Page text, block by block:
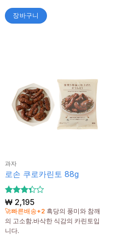
장바구니
과자
로손 쿠로카린토 88g
5 중에
서
3.33로
평가됨
₩2,195
🚀빠른배송+2 흑당의 풍미와 참깨
의 고소함.바삭한 식감의 카린토입
니다.